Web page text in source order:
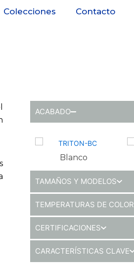
Colecciones Contacto
ACABADO
Blanco
TAMAÑOS Y MODELOS
TEMPERATURAS DE COLOR
CERTIFICACIONES
CARACTERÍSTICAS CLAVE